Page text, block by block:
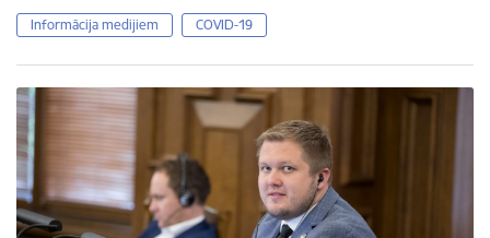
Informācija medijiem COVID-19